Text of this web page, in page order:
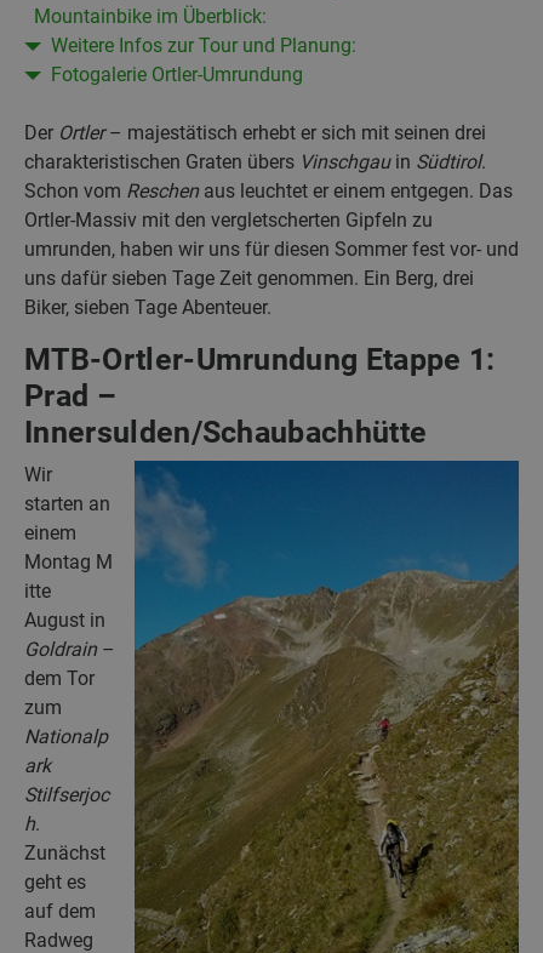
Mountainbike im Überblick:
Weitere Infos zur Tour und Planung:
Fotogalerie Ortler-Umrundung
Der Ortler– majestätisch erhebt er sich mit seinen drei
charakteristischen Graten übers Vinschgauin Südtirol.
Schon vom Reschenaus leuchtet er einem entgegen. Das
Ortler-Massiv mit den vergletscherten Gipfeln zu
umrunden, haben wir uns für diesen Sommer fest vor- und
uns dafür sieben Tage Zeit genommen. Ein Berg, drei
Biker, sieben Tage Abenteuer.
MTB-Ortler-Umrundung Etappe 1:
Prad –
Innersulden/Schaubachhütte
Wir
starten an
einem
Montag M
itte
August in
Goldrain–
dem Tor
zum
Nationalp
ark
Stilfserjoc
h.
Zunächst
geht es
auf dem
Radweg